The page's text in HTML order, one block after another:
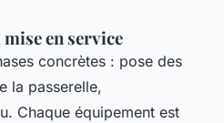
en service
concrètes : pose des
la passerelle,
Chaque équipement est